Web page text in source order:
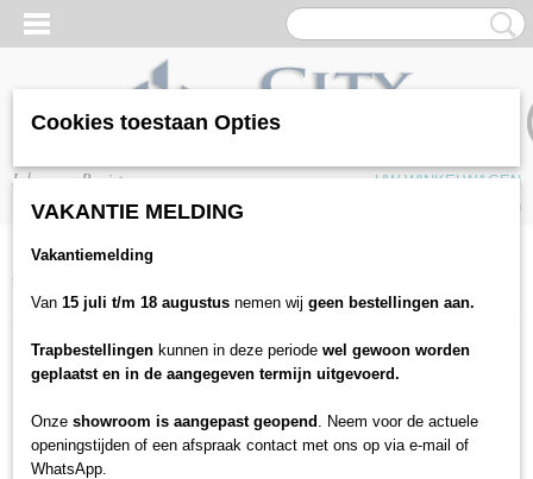
Inloggen Registreren
UW WINKELWAGEN
(0)
Home
Visgraat 2401 Smoked
Cookies toestaan Opties
VAKANTIE MELDING
Vakantiemelding
Van 15 juli t/m 18 augustus nemen wij geen bestellingen aan.
Trapbestellingen kunnen in deze periode wel gewoon worden
geplaatst en in de aangegeven termijn uitgevoerd.
Onze showroom is aangepast geopend . Neem voor de actuele
openingstijden of een afspraak contact met ons op via e-mail of
WhatsApp.